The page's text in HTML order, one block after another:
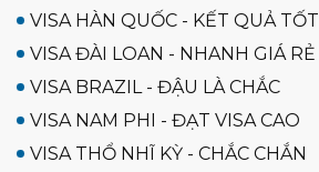
VISA HÀN QUỐC - KẾT QUẢ TỐT
VISA ĐÀI LOAN - NHANH GIÁ RẺ
VISA BRAZIL - ĐẬU LÀ CHẮC
VISA NAM PHI - ĐẠT VISA CAO
VISA THỔ NHĨ KỲ - CHẮC CHẮN